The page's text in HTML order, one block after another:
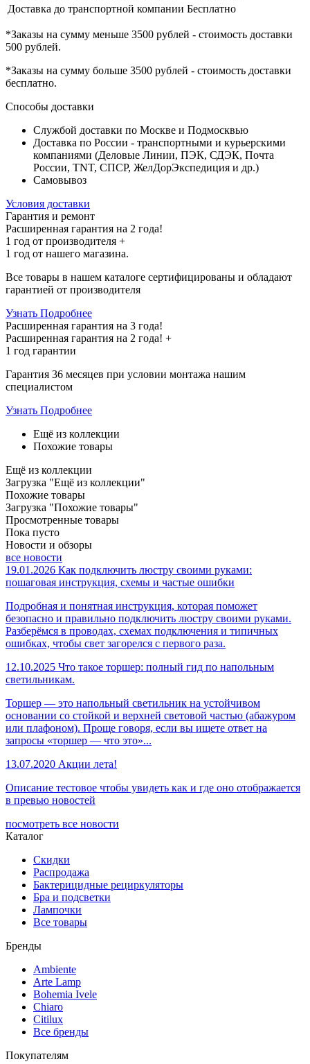
Доставка до транспортной компании Бесплатно
*Заказы на сумму меньше 3500 рублей - стоимость доставки
500 рублей.
*Заказы на сумму больше 3500 рублей - стоимость доставки
бесплатно.
Способы доставки
Службой доставки по Москве и Подмосквью
Доставка по России - транспортными и курьерскими
компаниями (Деловые Линии, ПЭК, СДЭК, Почта
России, TNT, СПСР, ЖелДорЭкспедиция и др.)
Самовывоз
Условия доставки
Гарантия и ремонт
Расширенная гарантия на 2 года!
1 год от производителя +
1 год от нашего магазина.
Все товары в нашем каталоге сертифицированы и обладают
гарантией от производителя
Узнать Подробнее
Расширенная гарантия на 3 года!
Расширенная гарантия на 2 года! +
1 год гарантии
Гарантия 36 месяцев при условии монтажа нашим
специалистом
Узнать Подробнее
Ещё из коллекции
Похожие товары
Ещё из коллекции
Загрузка "Ещё из коллекции"
Похожие товары
Загрузка "Похожие товары"
Просмотренные товары
Пока пусто
Новости и обзоры
все новости
19.01.2026 Как подключить люстру своими руками:
пошаговая инструкция, схемы и частые ошибки
Подробная и понятная инструкция, которая поможет
безопасно и правильно подключить люстру своими руками.
Разберёмся в проводах, схемах подключения и типичных
ошибках, чтобы свет загорелся с первого раза.
12.10.2025 Что такое торшер: полный гид по напольным
светильникам.
Торшер — это напольный светильник на устойчивом
основании со стойкой и верхней световой частью (абажуром
или плафоном). Проще говоря, если вы ищете ответ на
запросы «торшер — что это»...
13.07.2020 Акции лета!
Описание тестовое чтобы увидеть как и где оно отображается
в превью новостей
посмотреть все новости
Каталог
Скидки
Распродажа
Бактерицидные рециркуляторы
Бра и подсветки
Лампочки
Все товары
Бренды
Ambiente
Arte Lamp
Bohemia Ivele
Chiaro
Citilux
Все бренды
Покупателям